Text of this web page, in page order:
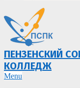
ПЕНЗЕНСКИЙ
КОЛЛЕДЖ
Primary
Menu